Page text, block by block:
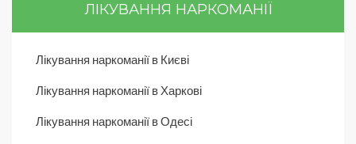
ЛІКУВАННЯ НАРКОМАНІЇ
Лікування наркоманії в Києві
Лікування наркоманії в Харкові
Лікування наркоманії в Одесі